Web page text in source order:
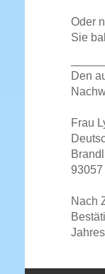
Oder
Sie
Den
Frau
Nach